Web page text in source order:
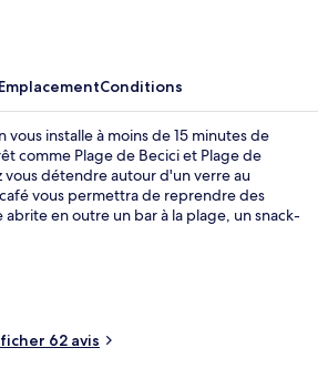
EmplacementConditions
vous installe à moins de 15 minutes de
comme Plage de Becici et Plage de
vous détendre autour d'un verre au
vous permettra de reprendre des
en outre un bar à la plage, un snack-
62 avis